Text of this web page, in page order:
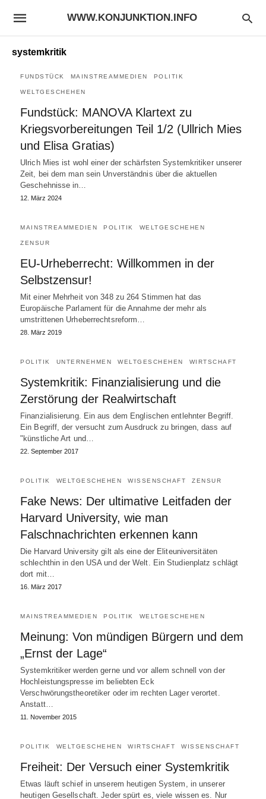
WWW.KONJUNKTION.INFO
systemkritik
FUNDSTÜCK MAINSTREAMMEDIEN POLITIK
WELTGESCHEHEN
Fundstück: MANOVA Klartext zu
Kriegsvorbereitungen Teil 1/2 (Ullrich Mies
und Elisa Gratias)
Ulrich Mies ist wohl einer der schärfsten Systemkritiker unserer
Zeit, bei dem man sein Unverständnis über die aktuellen
Geschehnisse in…
12. März 2024
MAINSTREAMMEDIEN POLITIK WELTGESCHEHEN
ZENSUR
EU-Urheberrecht: Willkommen in der
Selbstzensur!
Mit einer Mehrheit von 348 zu 264 Stimmen hat das
Europäische Parlament für die Annahme der mehr als
umstrittenen Urheberrechtsreform…
28. März 2019
POLITIK UNTERNEHMEN WELTGESCHEHEN WIRTSCHAFT
Systemkritik: Finanzialisierung und die
Zerstörung der Realwirtschaft
Finanzialisierung. Ein aus dem Englischen entlehnter Begriff.
Ein Begriff, der versucht zum Ausdruck zu bringen, dass auf
"künstliche Art und…
22. September 2017
POLITIK WELTGESCHEHEN WISSENSCHAFT ZENSUR
Fake News: Der ultimative Leitfaden der
Harvard University, wie man
Falschnachrichten erkennen kann
Die Harvard University gilt als eine der Eliteuniversitäten
schlechthin in den USA und der Welt. Ein Studienplatz schlägt
dort mit…
16. März 2017
MAINSTREAMMEDIEN POLITIK WELTGESCHEHEN
Meinung: Von mündigen Bürgern und dem
„Ernst der Lage“
Systemkritiker werden gerne und vor allem schnell von der
Hochleistungspresse im beliebten Eck
Verschwörungstheoretiker oder im rechten Lager verortet.
Anstatt…
11. November 2015
POLITIK WELTGESCHEHEN WIRTSCHAFT WISSENSCHAFT
Freiheit: Der Versuch einer Systemkritik
Etwas läuft schief in unserem heutigen System, in unserer
heutigen Gesellschaft. Jeder spürt es, viele wissen es. Nur